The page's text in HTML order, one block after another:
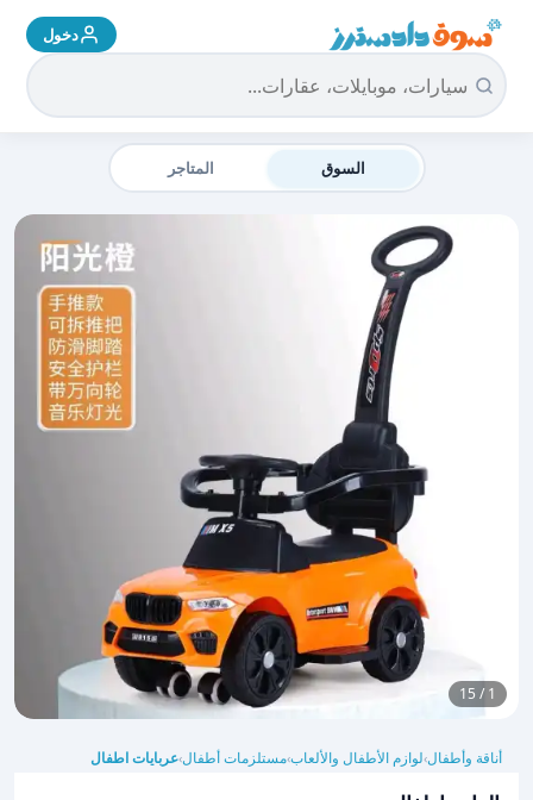
سوق دادسترز الرئيسية دخول
السوق المتاجر
1 / 15
أناقة وأطفال›لوازم الأطفال والألعاب›مستلزمات أطفال›عربايات اطفال